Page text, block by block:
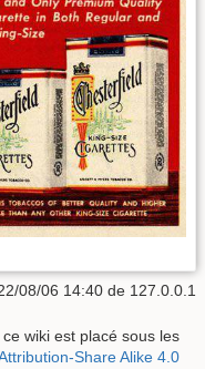
08/06 14:40 de 127.0.0.1
wiki est placé sous les
Share Alike 4.0